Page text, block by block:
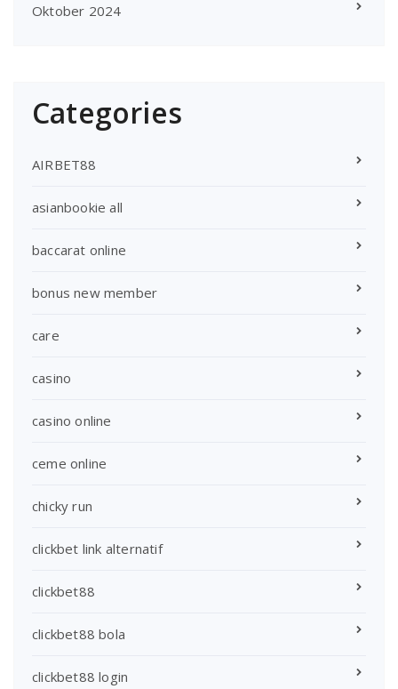
Oktober 2024
Categories
AIRBET88
asianbookie all
baccarat online
bonus new member
care
casino
casino online
ceme online
chicky run
clickbet link alternatif
clickbet88
clickbet88 bola
clickbet88 login